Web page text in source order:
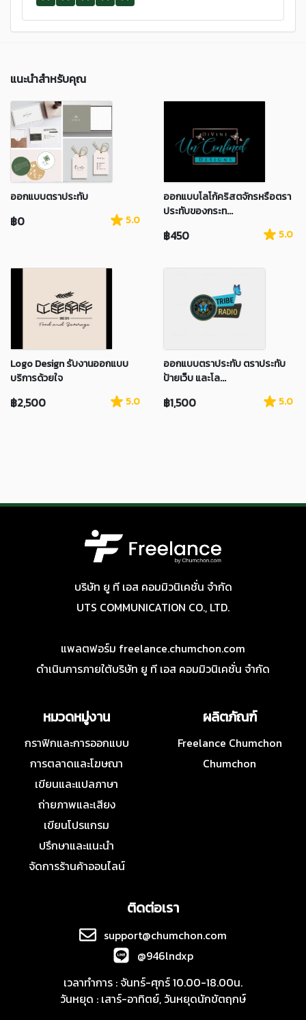
แนะนำสำหรับคุณ
ออกแบบตราประทับ
฿0 5.0
ออกแบบโลโก้คริสตจักรหรือตรา
ประทับของกระท...
฿450 5.0
Logo Design รับงานออกแบบ
บริการด้วยใจ
฿2,500 5.0
ออกแบบตราประทับ ตราประทับ
ป้ายเว็บ และโล...
฿1,500 5.0
บริษัท ยู ที เอส คอมมิวนิเคชั่น จำกัด
UTS COMMUNICATION CO., LTD.
แพลตฟอร์ม freelance.chumchon.com
ดำเนินการภายใต้บริษัท ยู ที เอส คอมมิวนิเคชั่น จำกัด
หมวดหมู่งาน
กราฟิกและการออกแบบ
การตลาดและโฆษณา
เขียนและแปลภาษา
ถ่ายภาพและเสียง
เขียนโปรแกรม
ปรึกษาและแนะนำ
จัดการร้านค้าออนไลน์
ผลิตภัณฑ์
Freelance Chumchon
Chumchon
ติดต่อเรา
support@chumchon.com
@946lndxp
เวลาทำการ : จันทร์-ศุกร์ 10.00-18.00น.
วันหยุด : เสาร์-อาทิตย์, วันหยุดนักขัตฤกษ์